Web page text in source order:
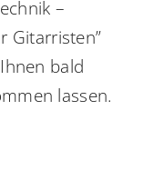
–
Gitarristen”
bald
lassen.